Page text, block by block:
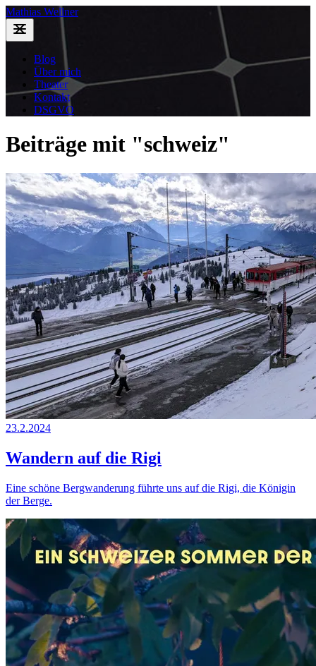
Mathias Wellner
Blog
Über mich
Theater
Kontakt
DSGVO
Beiträge mit "schweiz"
23.2.2024
Wandern auf die Rigi
Eine schöne Bergwanderung führte uns auf die Rigi, die Königin
der Berge.